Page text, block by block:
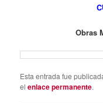
Obras
Esta entrada fue
elenlace permanente.